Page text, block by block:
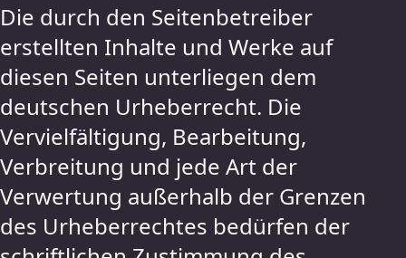
Die durch den Seitenbetreiber
erstellten Inhalte und Werke auf
diesen Seiten unterliegen dem
deutschen Urheberrecht. Die
Vervielfältigung, Bearbeitung,
Verbreitung und jede Art der
Verwertung außerhalb der Grenzen
des Urheberrechtes bedürfen der